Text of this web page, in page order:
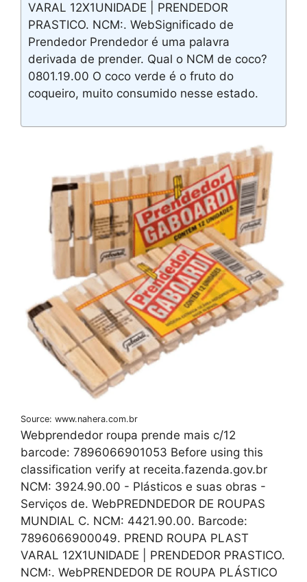
VARAL 12X1UNIDADE | PRENDEDOR
PRASTICO. NCM:. WebSignificado de
Prendedor Prendedor é uma palavra
derivada de prender. Qual o NCM de coco?
0801.19.00 O coco verde é o fruto do
coqueiro, muito consumido nesse estado.
Source: www.nahera.com.br
Webprendedor roupa prende mais c/12
barcode: 7896066901053 Before using this
classification verify at receita.fazenda.gov.br
NCM: 3924.90.00 - Plásticos e suas obras -
Serviços de. WebPREDNDEDOR DE ROUPAS
MUNDIAL C. NCM: 4421.90.00. Barcode:
7896066900049. PREND ROUPA PLAST
VARAL 12X1UNIDADE | PRENDEDOR PRASTICO.
NCM:. WebPRENDEDOR DE ROUPA PLÁSTICO